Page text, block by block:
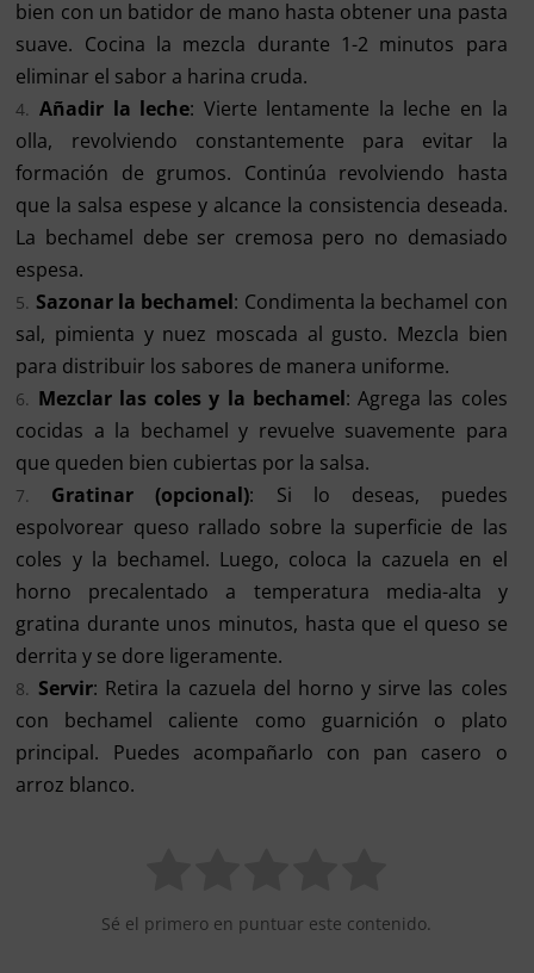
bien con un batidor de mano hasta obtener una pasta
suave. Cocina la mezcla durante 1-2 minutos para
eliminar el sabor a harina cruda.
Añadir la leche: Vierte lentamente la leche en la
olla, revolviendo constantemente para evitar la
formación de grumos. Continúa revolviendo hasta
que la salsa espese y alcance la consistencia deseada.
La bechamel debe ser cremosa pero no demasiado
espesa.
Sazonar la bechamel: Condimenta la bechamel con
sal, pimienta y nuez moscada al gusto. Mezcla bien
para distribuir los sabores de manera uniforme.
Mezclar las coles y la bechamel: Agrega las coles
cocidas a la bechamel y revuelve suavemente para
que queden bien cubiertas por la salsa.
Gratinar (opcional): Si lo deseas, puedes
espolvorear queso rallado sobre la superficie de las
coles y la bechamel. Luego, coloca la cazuela en el
horno precalentado a temperatura media-alta y
gratina durante unos minutos, hasta que el queso se
derrita y se dore ligeramente.
Servir: Retira la cazuela del horno y sirve las coles
con bechamel caliente como guarnición o plato
principal. Puedes acompañarlo con pan casero o
arroz blanco.
Sé el primero en puntuar este contenido.